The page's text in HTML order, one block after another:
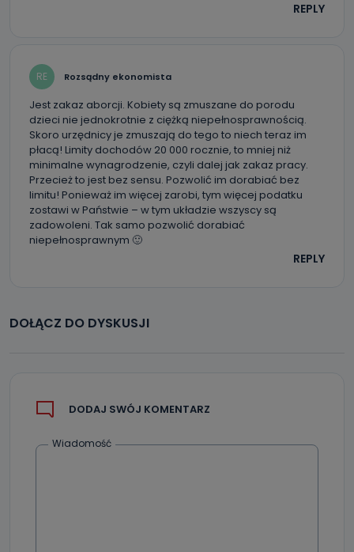
REPLY
RE Rozsądny ekonomista
Jest zakaz aborcji. Kobiety są zmuszane do porodu
dzieci nie jednokrotnie z ciężką niepełnosprawnością.
Skoro urzędnicy je zmuszają do tego to niech teraz im
płacą! Limity dochodów 20 000 rocznie, to mniej niż
minimalne wynagrodzenie, czyli dalej jak zakaz pracy.
Przecież to jest bez sensu. Pozwolić im dorabiać bez
limitu! Ponieważ im więcej zarobi, tym więcej podatku
zostawi w Państwie – w tym układzie wszyscy są
zadowoleni. Tak samo pozwolić dorabiać
niepełnosprawnym 🙂
REPLY
DOŁĄCZ DO DYSKUSJI
DODAJ SWÓJ KOMENTARZ
Wiadomość